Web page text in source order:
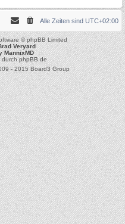
Alle Zeiten sind UTC+02:00
© phpBB Limited
Veryard
MannixMD
durchphpBB.de
- 2015 Board3 Group